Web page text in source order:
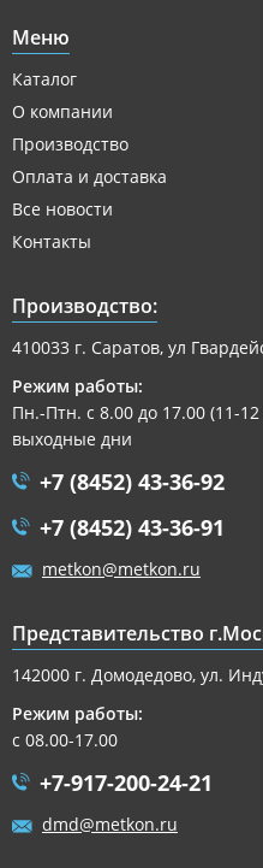
Меню
Каталог
О компании
Производство
Оплата и доставка
Все новости
Контакты
Производство:
410033 г. Саратов, ул
Режим работы:
Пн.-Птн. с 8.00 до 17.00 (11-
выходные дни
+7 (8452) 43-36-92
+7 (8452) 43-36-91
metkon@metkon.ru
Представительство
142000 г. Домодедово, ул.
Режим работы:
с 08.00-17.00
+7-917-200-24-21
dmd@metkon.ru